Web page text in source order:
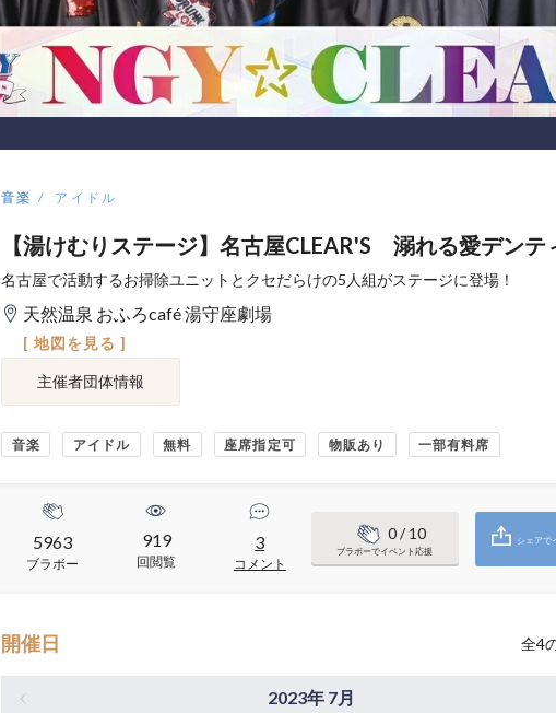
音楽 アイドル
【湯けむりステージ】名古屋CLEAR'S 溺れる愛デンテ
名古屋で活動するお掃除ユニットとクセだらけの5人組がステージに登場！
天然温泉 おふろcafé 湯守座劇場
[ 地図を見る ]
主催者団体情報
音楽 アイドル 無料 座席指定可 物販あり 一部有料席
5963
ブラボー
919
回閲覧
3
コメント
0/ 10
ブラボーでイベント応援
シェアで
開催日 全4
2023年 7月